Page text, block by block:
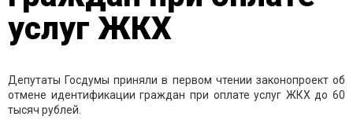
услуг ЖКХ
Депутаты Госдумы приняли в первом чтении законопроект об
отмене идентификации граждан при оплате услуг ЖКХ до 60
тысяч рублей.